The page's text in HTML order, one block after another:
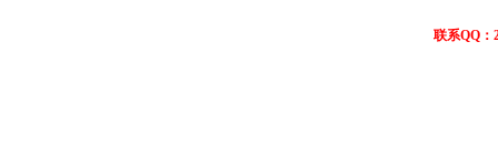
联系QQ：